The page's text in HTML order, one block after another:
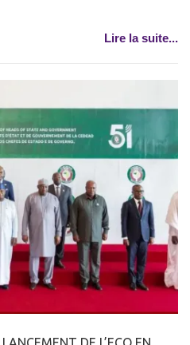
Lire la suite...